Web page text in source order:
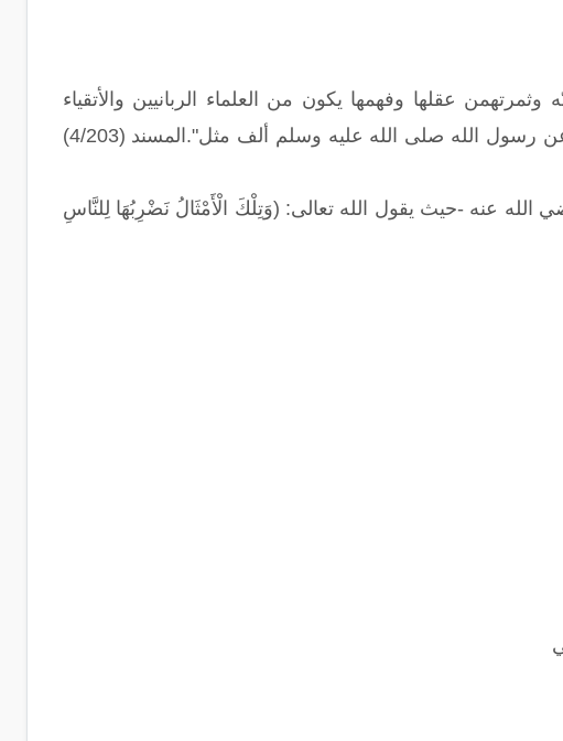
عقلها وفهمها يكون من العلماء الربانيين والأتقياء
الأنقياء وكما ذكر ابن كثير عن عمرو بن العاص، رضي الله عنه، قال: عَقَلْتُ عن رسول الله صلى الله عليه وسلم ألف مثل".المسند (4/203)
عنه -حيث يقول الله تعالى: (وَتِلْكَ الْأَمْثَالُ نَضْرِبُهَا لِلنَّاسِ